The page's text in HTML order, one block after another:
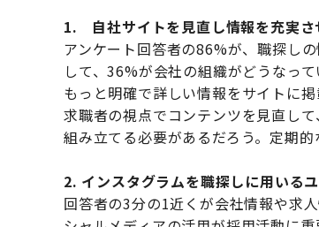
1. 自社サイトを見直し情報を充実さ
アンケート回答者の86%が、職探し
して、36%が会社の組織がどうなっ
もっと明確で詳しい情報をサイトに掲
求職者の視点でコンテンツを見直し
組み立てる必要があるだろう。定期的
2. インスタグラムを職探しに用いる
回答者の3分の1近くが会社情報や求